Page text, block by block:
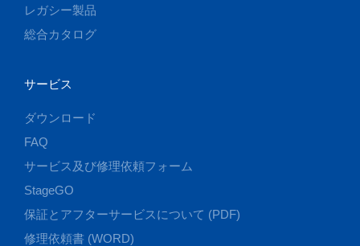
レガシー製品
総合カタログ
サービス
ダウンロード
FAQ
サービス及び修理依頼フォーム
StageGO
保証とアフターサービスについて (PDF)
修理依頼書 (WORD)